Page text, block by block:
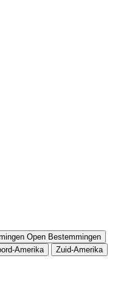
Open Bestemmingen
Amerika Zuid-Amerika